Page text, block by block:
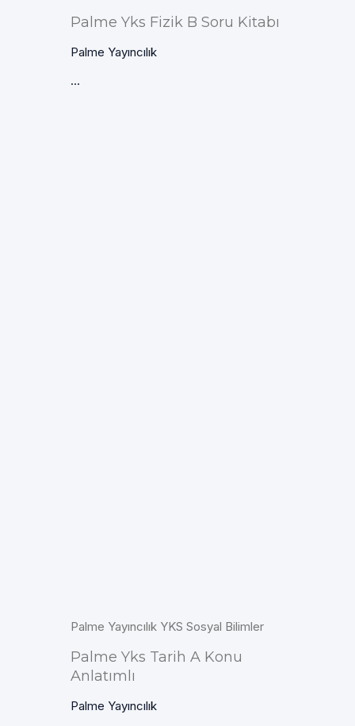
Palme Yks Fizik B Soru Kitabı
Palme Yayıncılık
...
Palme Yayıncılık YKS Sosyal Bilimler
Palme Yks Tarih A Konu
Anlatımlı
Palme Yayıncılık